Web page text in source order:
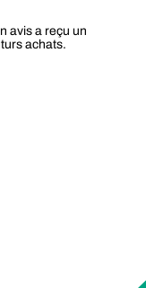
avis a reçu un
achats.